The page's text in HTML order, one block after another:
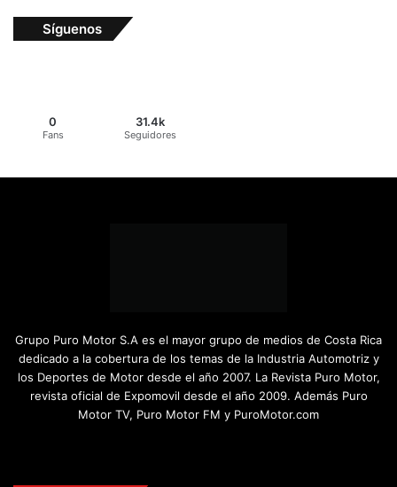
Síguenos
0
Fans
31.4k
Seguidores
Grupo Puro Motor S.A es el mayor grupo de medios de Costa Rica
dedicado a la cobertura de los temas de la Industria Automotriz y
los Deportes de Motor desde el año 2007. La Revista Puro Motor,
revista oficial de Expomovil desde el año 2009. Además Puro
Motor TV, Puro Motor FM y PuroMotor.com